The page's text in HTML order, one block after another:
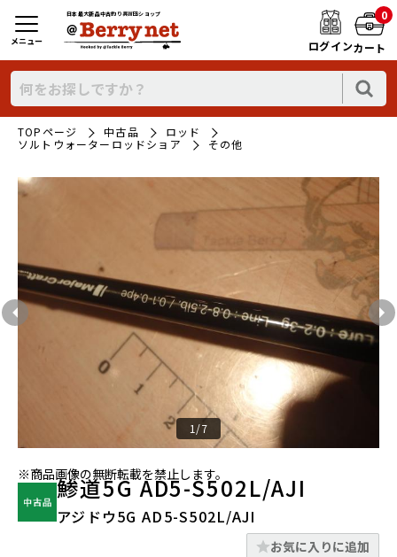
日本最大新品中古釣り具WEBショップ
ログイン
0
カート
メニュー
TOPページ 中古品
ロッド
ソルトウォーターロッドショア
その他
1/7
※商品画像の無断転載を禁止します。
鯵道5G AD5-S502L/AJI
アジドウ5G AD5-S502L/AJI
お気に入りに追加